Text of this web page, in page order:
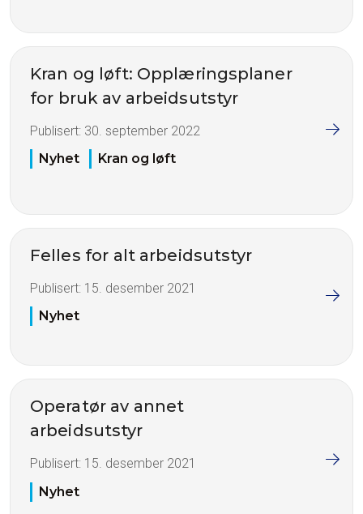
Kran og løft: Opplæringsplaner
for bruk av arbeidsutstyr
Publisert: 30. september 2022
Nyhet
Kran og løft
Felles for alt arbeidsutstyr
Publisert: 15. desember 2021
Nyhet
Operatør av annet
arbeidsutstyr
Publisert: 15. desember 2021
Nyhet